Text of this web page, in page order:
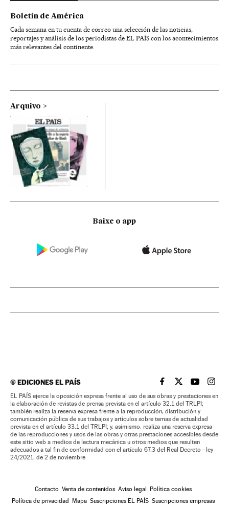
Boletín de América
Cada semana en tu cuenta de correo una selección de las noticias,
reportajes y análisis de los periodistas de EL PAÍS con los acontecimientos
más relevantes del continente.
Arquivo
Baixe o app
©EDICIONES EL PAÍS EL PAÍS BRASIL EN
EL PAÍSEL PAÍS
EL
EL PAÍS ejerce la oposición expresa frente al uso de sus obras y prestaciones en
la elaboración de revistas de prensa prevista en el artículo 32.1 del TRLPI;
también realiza la reserva expresa frente a la reproducción, distribución y
comunicación pública de sus trabajos y artículos sobre temas de actualidad
prevista en el artículo 33.1 del TRLPI; y, asimismo, realiza una reserva expresa
de las reproducciones y usos de las obras y otras prestaciones accesibles desde
este sitio web a medios de lectura mecánica u otros medios que resulten
adecuados a tal fin de conformidad con el artículo 67.3 del Real Decreto - ley
24/2021, de 2 de noviembre
Contacto Venta de contenidos Aviso legal Política cookies
Política de privacidad Mapa Suscripciones EL PAÍS Suscripciones empresas